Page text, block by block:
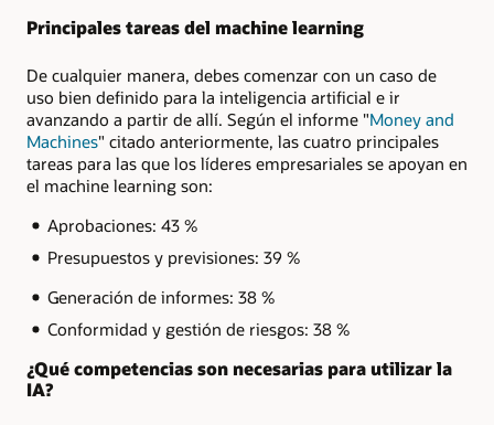
Principales tareas del machine learning
De cualquier manera, debes comenzar con un caso de
uso bien definido para la inteligencia artificial e ir
avanzando a partir de allí. Según el informe "Money and
Machines" citado anteriormente, las cuatro principales
tareas para las que los líderes empresariales se apoyan en
el machine learning son:
Aprobaciones: 43 %
Presupuestos y previsiones: 39 %
Generación de informes: 38 %
Conformidad y gestión de riesgos: 38 %
¿Qué competencias son necesarias para utilizar la
IA?